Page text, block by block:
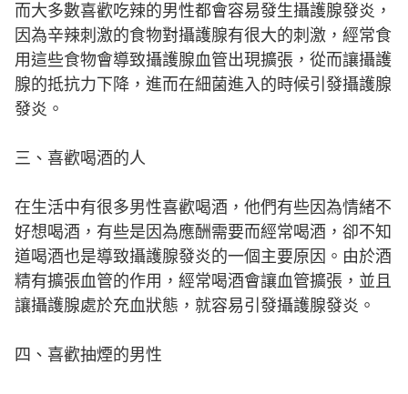
而大多數喜歡吃辣的男性都會容易發生攝護腺發炎，
因為辛辣刺激的食物對攝護腺有很大的刺激，經常食
用這些食物會導致攝護腺血管出現擴張，從而讓攝護
腺的抵抗力下降，進而在細菌進入的時候引發攝護腺
發炎。
三、喜歡喝酒的人
在生活中有很多男性喜歡喝酒，他們有些因為情緒不
好想喝酒，有些是因為應酬需要而經常喝酒，卻不知
道喝酒也是導致攝護腺發炎的一個主要原因。由於酒
精有擴張血管的作用，經常喝酒會讓血管擴張，並且
讓攝護腺處於充血狀態，就容易引發攝護腺發炎。
四、喜歡抽煙的男性